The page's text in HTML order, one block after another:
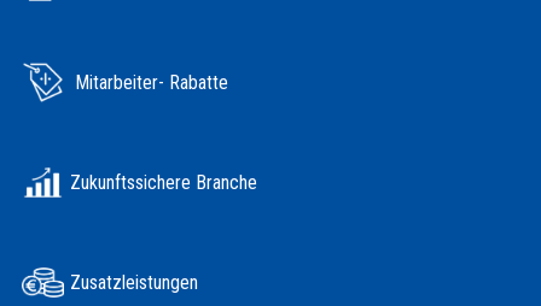
Mitarbeiter- Rabatte
Zukunftssichere Branche
Zusatzleistungen